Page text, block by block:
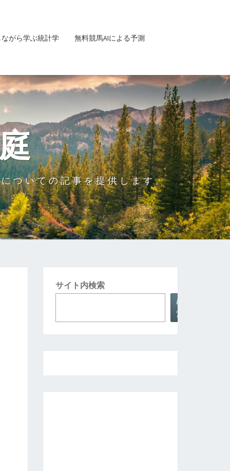
がら学ぶ統計学 無料競馬AIによる予測
ついての記事を提供します。
サイト内検索
検
索